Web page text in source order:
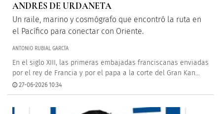
ANDRÉS DE URDANETA
Un raile, marino y cosmógrafo que encontró la ruta en
el Pacífico para conectar con Oriente.
ANTONIO RUBIAL GARCÍA
En el siglo XIII, las primeras embajadas franciscanas enviadas
por el rey de Francia y por el papa a la corte del Gran Kan...
27-06-2026 10:34